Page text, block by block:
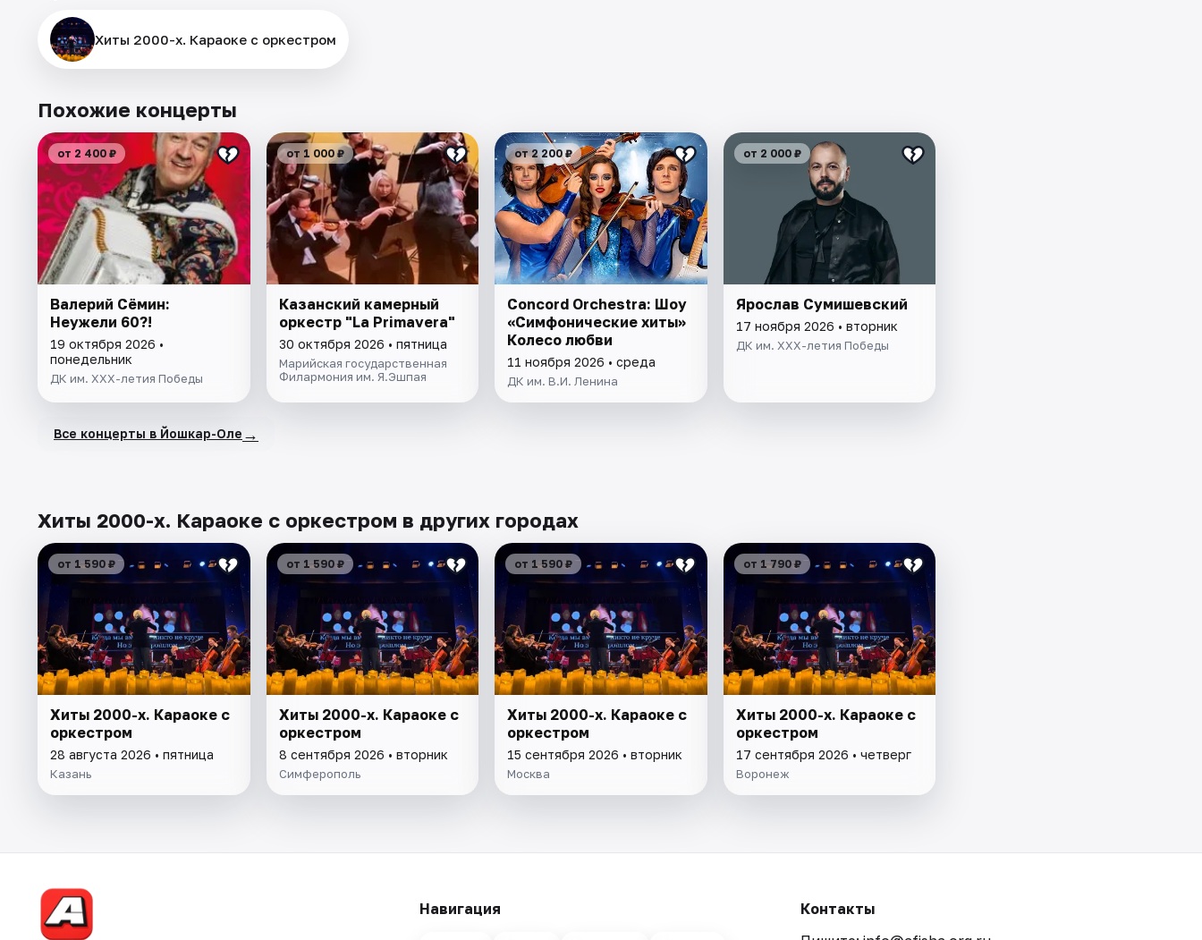
Хиты 2000-х. Караоке с оркестром
Похожие концерты
от 2 400 ₽
Валерий Сёмин:
Неужели 60?!
19 октября 2026 •
понедельник
ДК им. ХХХ-летия Победы
от 1 000 ₽
Казанский камерный
оркестр "La Primavera"
30 октября 2026 • пятница
Марийская государственная
Филармония им. Я.Эшпая
от 2 200 ₽
Concord Orchestra: Шоу
«Симфонические хиты»
Колесо любви
11 ноября 2026 • среда
ДК им. В.И. Ленина
от 2 000 ₽
Ярослав Сумишевский
17 ноября 2026 • вторник
ДК им. XXX-летия Победы
Все концерты в Йошкар-Оле →
Хиты 2000-х. Караоке с оркестром в других городах
от 1 590 ₽
Хиты 2000-х. Караоке с
оркестром
28 августа 2026 • пятница
Казань
от 1 590 ₽
Хиты 2000-х. Караоке с
оркестром
8 сентября 2026 • вторник
Симферополь
от 1 590 ₽
Хиты 2000-х. Караоке с
оркестром
15 сентября 2026 • вторник
Москва
от 1 790 ₽
Хиты 2000-х. Караоке с
оркестром
17 сентября 2026 • четверг
Воронеж
Навигация
Контакты